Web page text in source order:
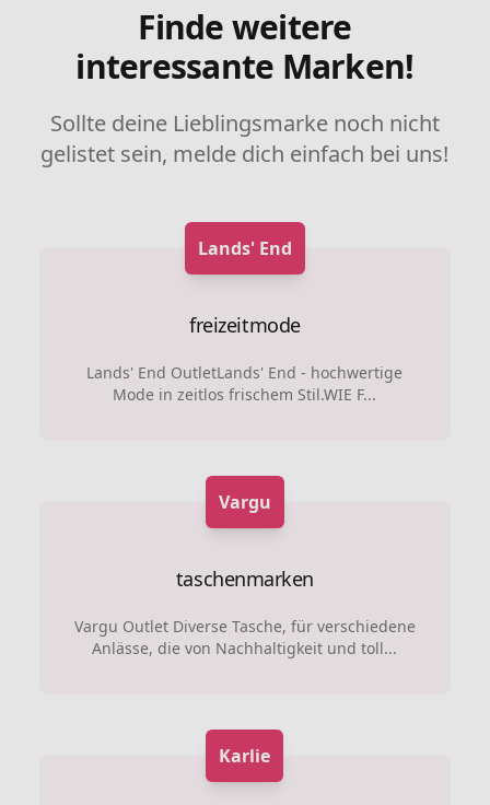
Finde weitere
interessante Marken!
Sollte deine Lieblingsmarke noch nicht
gelistet sein, melde dich einfach bei uns!
Lands' End
freizeitmode
Lands' End OutletLands' End - hochwertige
Mode in zeitlos frischem Stil.WIE F...
Vargu
taschenmarken
Vargu Outlet Diverse Tasche, für verschiedene
Anlässe, die von Nachhaltigkeit und toll...
Karlie